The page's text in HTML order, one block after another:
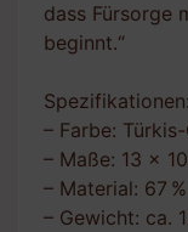
dass Fürsorge
beginnt.“
Spezifikationen:
– Farbe:
– Maße: 13 x
– Material: 67
– Gewicht: ca.